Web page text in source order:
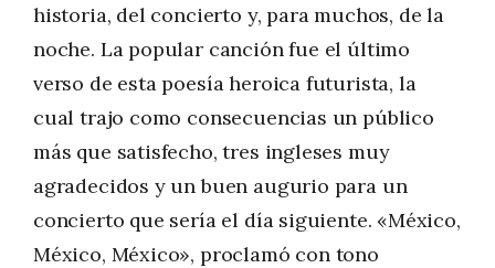
historia, del concierto y, para muchos, de la
noche. La popular canción fue el último
verso de esta poesía heroica futurista, la
cual trajo como consecuencias un público
más que satisfecho, tres ingleses muy
agradecidos y un buen augurio para un
concierto que sería el día siguiente. «México,
México, México», proclamó con tono